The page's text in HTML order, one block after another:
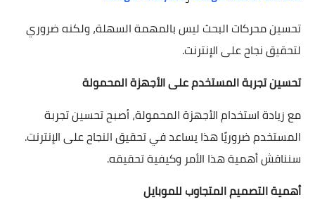
تحسين محركات البحث ليس بالمهمة السهلة، ولكنه ضروري
لتحقيق نجاح على الإنترنت.
تحسين تجربة المستخدم على الأجهزة المحمولة
مع زيادة استخدام الأجهزة المحمولة، أصبح تحسين تجربة
المستخدم ضروريًا هذا يساعد في تحقيق النجاح على الإنترنت.
سنناقش أهمية هذا الأمر وكيفية تحقيقه.
أهمية التصميم المتجاوب للموبايل